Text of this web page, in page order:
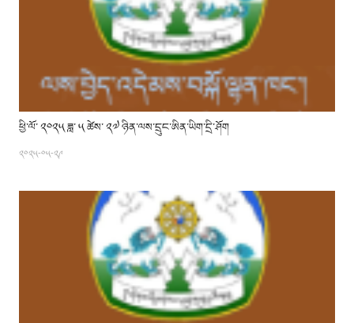
ཕྱི་ལོ་ ༢༠༢༥ ཟླ་ ༥ ཚེས་ ༢༧ ཉིན་ལས་དྲུང་ཨིན་ཡིག་དྲི་ཤོག
༢༠༢༥-༠༥-༢༩